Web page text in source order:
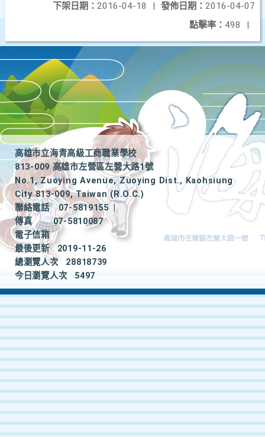
發佈日期： 2016-04-07
下架日期： 2016-04-18
|
點擊率： 498 |
高雄市立海青高級工商職業學校
813-009 高雄市左營區左營大路1號
No.1, Zuoying Avenue, Zuoying Dist., Kaohsiung
City 813-009, Taiwan (R.O.C.)
聯絡電話
07-5819155
|
傳真
07-5810087
電子信箱
最後更新
2019-11-26
總瀏覽人次
28818739
今日瀏覽人次
5497